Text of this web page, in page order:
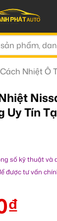
Nhiệt Ô
Uy Tín
số kỹ thuật
được tư vấn
₫